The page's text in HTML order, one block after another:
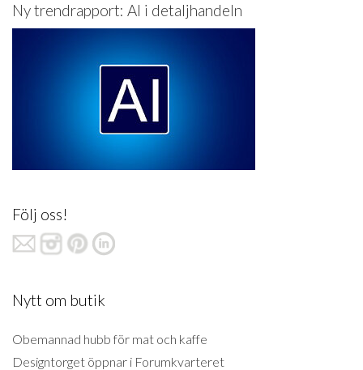
Ny trendrapport: AI i detaljhandeln
Följ oss!
Nytt om butik
Obemannad hubb för mat och kaffe
Designtorget öppnar i Forumkvarteret